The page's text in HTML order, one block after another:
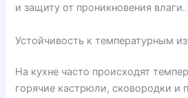
и защиту от проникновения влаги.
Устойчивость к температурным
На кухне часто происходят
горячие кастрюли, сковородки и